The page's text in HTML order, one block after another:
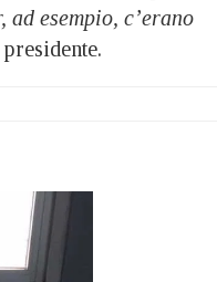
esempio, c’erano